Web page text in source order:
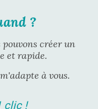
?
créer un
et rapide.
à vous.
clic !